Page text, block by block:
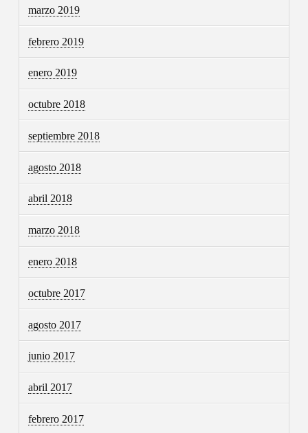
marzo 2019
febrero 2019
enero 2019
octubre 2018
septiembre 2018
agosto 2018
abril 2018
marzo 2018
enero 2018
octubre 2017
agosto 2017
junio 2017
abril 2017
febrero 2017